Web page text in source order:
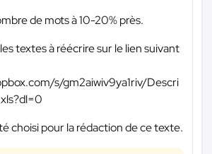
de mots à 10-20% près.
textes à réécrire sur le lien suivant
s/gm2aiwiv9ya1riv/Descri
choisi pour la rédaction de ce texte.